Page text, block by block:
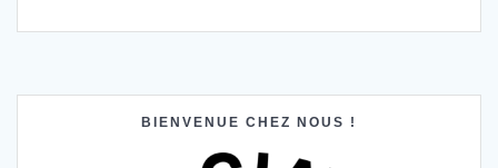
BIENVENUE CHEZ NOUS !